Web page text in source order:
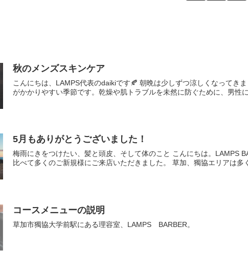
秋のメンズスキンケア
こんにちは、LAMPS代表のdaikiです🍂 朝晩は少しずつ涼しくなってき
がかかりやすい季節です。乾燥や肌トラブルを未然に防ぐために、男性
5月もありがとうございました！
梅雨にきをつけたい、髪と頭皮、そして体のこと こんにちは。LAMPS
比べて多くのご新規様にご来店いただきました。 草加、獨協エリアは多
コースメニューの説明
草加市獨協大学前駅にある理容室、LAMPS BARBER。